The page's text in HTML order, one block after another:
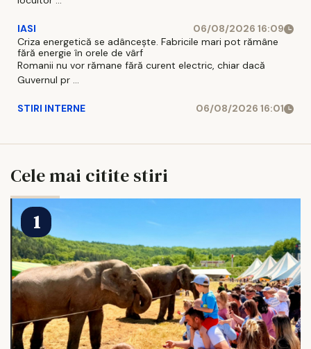
IASI
06/08/2026 16:09
Criza energetică se adâncește. Fabricile mari pot rămâne
fără energie în orele de vârf
Romanii nu vor rămane fără curent electric, chiar dacă
Guvernul pr ...
STIRI INTERNE 06/08/2026 16:01
Cele mai citite stiri